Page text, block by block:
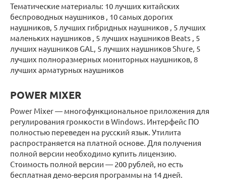
Тематические материалы: 10 лучших китайских
беспроводных наушников , 10 самых дорогих
наушников, 5 лучших гибридных наушников , 5 лучших
маленьких наушников , 5 лучших наушников Beats , 5
лучших наушников GAL, 5 лучших наушников Shure, 5
лучших полноразмерных мониторных наушников, 8
лучших арматурных наушников
POWER MIXER
Power Mixer — многофункциональное приложения для
регулирования громкости в Windows. Интерфейс ПО
полностью переведен на русский язык. Утилита
распространяется на платной основе. Для получения
полной версии необходимо купить лицензию.
Стоимость полной версии — 200 рублей, но есть
бесплатная демо-версия программы на 14 дней.